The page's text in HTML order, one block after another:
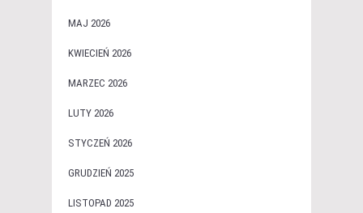
MAJ 2026
KWIECIEŃ 2026
MARZEC 2026
LUTY 2026
STYCZEŃ 2026
GRUDZIEŃ 2025
LISTOPAD 2025